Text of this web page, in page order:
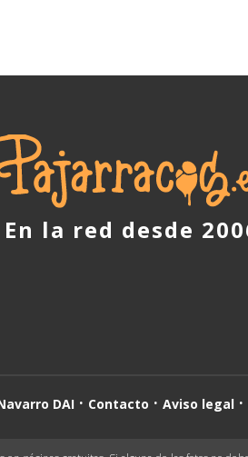
En la red desde
DAI Contacto Aviso legal